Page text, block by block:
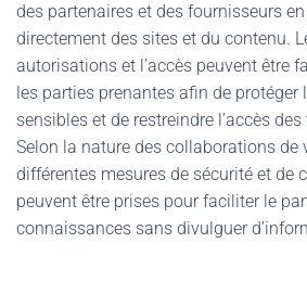
des partenaires et des fournisseurs
directement des sites et du contenu.
autorisations et l’accès peuvent être
les parties prenantes afin de
sensibles et de restreindre l’accès
Selon la nature des collaborations de
différentes mesures de sécurité et de
peuvent être prises pour faciliter le
connaissances sans divulguer